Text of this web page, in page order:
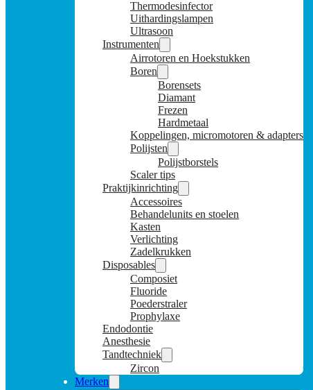
Thermodesinfector
Uithardingslampen
Ultrasoon
Instrumenten
Airrotoren en Hoekstukken
Boren
Borensets
Diamant
Frezen
Hardmetaal
Koppelingen, micromotoren & adapters
Polijsten
Polijstborstels
Scaler tips
Praktijkinrichting
Accessoires
Behandelunits en stoelen
Kasten
Verlichting
Zadelkrukken
Disposables
Composiet
Fluoride
Poederstraler
Prophylaxe
Endodontie
Anesthesie
Tandtechniek
Zircon
Merken